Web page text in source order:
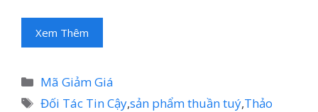
Xem Thêm
Danh
mục
Mã Giảm Giá
Thẻ
Đối Tác Tin Cậy,sản phẩm thuần tuý,Thảo